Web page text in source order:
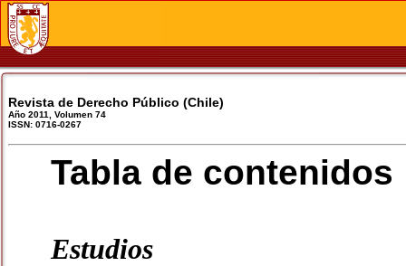
Revista de Derecho Público (Chile)
Año 2011, Volumen 74
ISSN: 0716-0267
Tabla de contenidos
Estudios